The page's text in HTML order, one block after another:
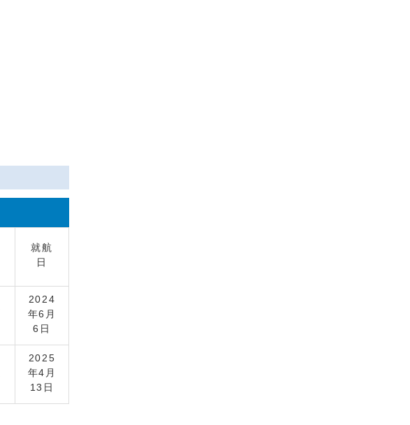
就航
日
2024
年6月
6日
2025
年4月
13日